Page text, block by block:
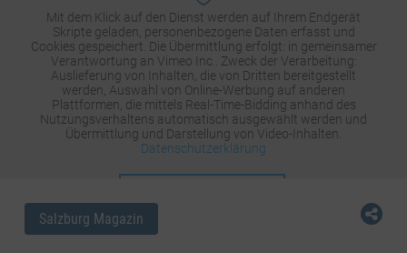
Mit dem Klick auf den Dienst werden auf Ihrem Endgerät
Skripte geladen, personenbezogene Daten erfasst und
Cookies gespeichert. Die Übermittlung erfolgt: in gemeinsamer
Verantwortung an Vimeo Inc.. Zweck der Verarbeitung:
Auslieferung von Inhalten, die von Dritten bereitgestellt
werden, Auswahl von Online-Werbung auf anderen
Plattformen, die mittels Real-Time-Bidding anhand des
Nutzungsverhaltens automatisch ausgewählt werden und
Übermittlung und Darstellung von Video-Inhalten.
Datenschutzerklärung
Salzburg Magazin